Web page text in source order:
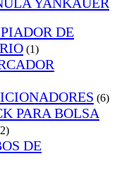
DE
(1)
(6)
PARA BOLSA
DE